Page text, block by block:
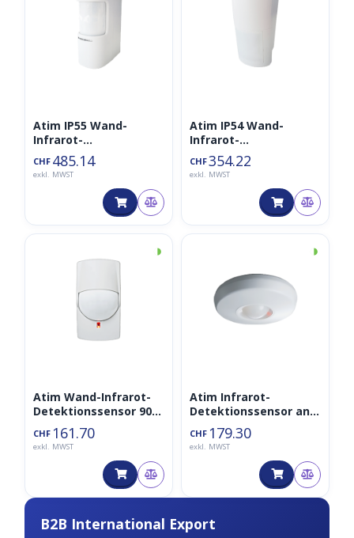
B2B International Export
Atim IP55 Wand-
Infrarot-
Detektionssensor 180°
– ACW/PIR180-O
CHF 485.14
exkl. MWST
Atim IP54 Wand-
Infrarot-
Detektionssensor 90°
– ACW/PIR90-O
CHF354.22
exkl. MWST
◑
Atim Wand-Infrarot-
Detektionssensor 90°
– ACW/PIR90-I
CHF 161.70
exkl. MWST
◑
Atim Infrarot-
Detektionssensor an
der Decke 360° –
ACW/PIR360-I
CHF 179.30
exkl. MWST